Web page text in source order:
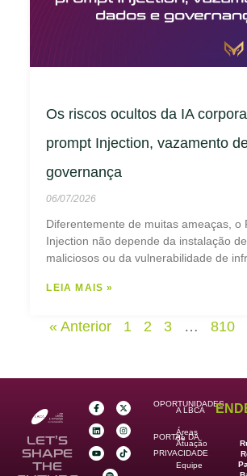
Os riscos ocultos da IA
prompt Injection, vazamento
governança
06/07/2026
Diferentemente de muitas ameaças, o
Injection não depende da instalação
maliciosos ou da vulnerabilidade de
LEIA MAIS »
« Anterior 1 2 3 … 810
LET’S
SHAPE
THE
OPORTUNIDADES
PORTAL DA
PRIVACIDADE
A LBCA
Áreas
de
Atuação
Equipe